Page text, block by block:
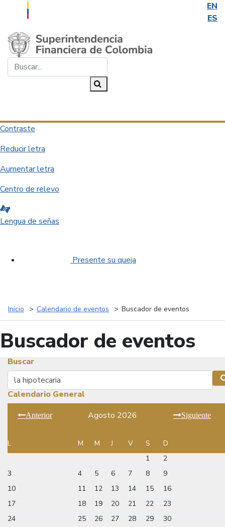
EN
ES
Saltar al contenido principal
Contraste
Reducir letra
Aumentar letra
Centro de relevo
Lengua de señas
Presente su queja
Inicio Calendario de eventos Buscador de eventos
Buscador de eventos
Buscar
Buscar
Calendario General
Anterior Agosto 2026 Siguiente
L M M J V S
D
1
2
3
4 5 6 7 8
9
10
11 12 13 14 15
16
17
18 19 20 21 22
23
24
25 26 27 28 29
30